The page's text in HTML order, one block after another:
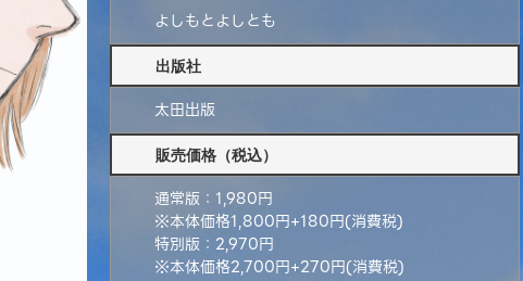
よしもとよしとも
出版社
太田出版
販売価格（税込）
通常版：1,980円
※本体価格1,800円+180円(消費税)
特別版：2,970円
※本体価格2,700円+270円(消費税)